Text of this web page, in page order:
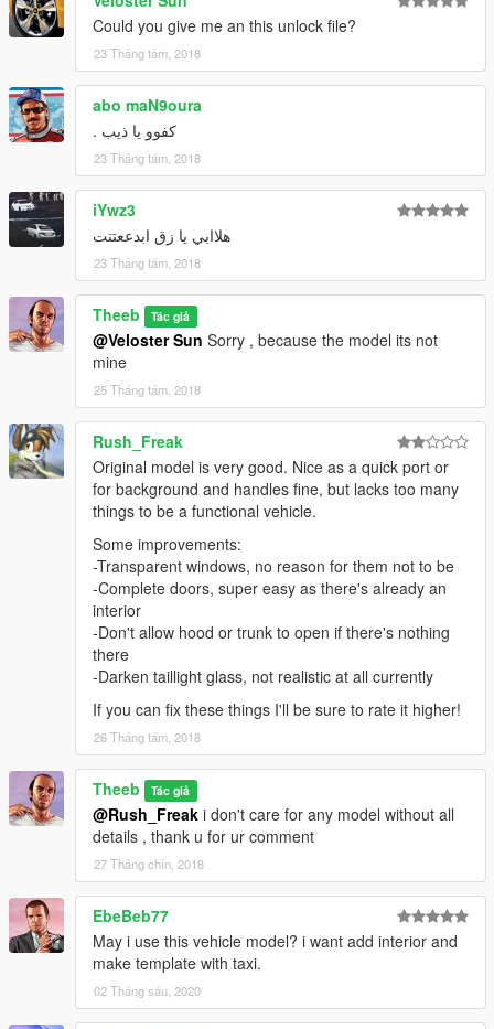
Could you give me an this unlock file?
23 Tháng tám, 2018
abo maN9oura
كفوو يا ذيب .
23 Tháng tám, 2018
iYwz3
هلاابي يا زق ابدععتتت
23 Tháng tám, 2018
Theeb Tác giả
@Veloster Sun Sorry , because the model its not
mine
25 Tháng tám, 2018
Rush_Freak
Original model is very good. Nice as a quick port or
for background and handles fine, but lacks too many
things to be a functional vehicle.
Some improvements:
-Transparent windows, no reason for them not to be
-Complete doors, super easy as there's already an
interior
-Don't allow hood or trunk to open if there's nothing
there
-Darken taillight glass, not realistic at all currently
If you can fix these things I'll be sure to rate it higher!
26 Tháng tám, 2018
Theeb Tác giả
@Rush_Freak i don't care for any model without all
details , thank u for ur comment
27 Tháng chín, 2018
EbeBeb77
May i use this vehicle model? i want add interior and
make template with taxi.
02 Tháng sáu, 2020